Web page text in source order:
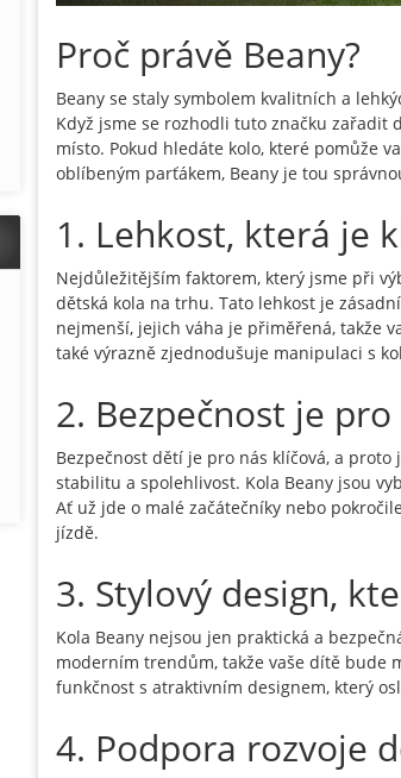
Proč právě Beany?
Beany se staly symbolem kvalitních a
Když jsme se rozhodli tuto značku zařadit
místo. Pokud hledáte kolo, které pomůže
oblíbeným parťákem, Beany je tou
1. Lehkost, která je
Nejdůležitějším faktorem, který jsme při
dětská kola na trhu. Tato lehkost je
nejmenší, jejich váha je přiměřená, takže
také výrazně zjednodušuje manipulaci s
2. Bezpečnost je
Bezpečnost dětí je pro nás klíčová, a
stabilitu a spolehlivost. Kola Beany jsou
Ať už jde o malé začátečníky nebo
jízdě.
3. Stylový design,
Kola Beany nejsou jen praktická a
moderním trendům, takže vaše dítě bude
funkčnost s atraktivním designem, který
4. Podpora rozvoje